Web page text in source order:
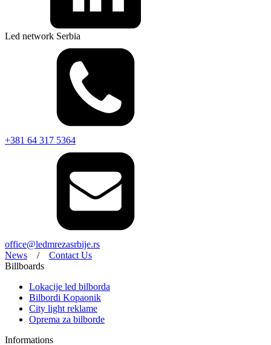
Led network Serbia
+381 64 317 5364
office@ledmrezasrbije.rs
News / Contact Us
Billboards
Lokacije led bilborda
Bilbordi Kopaonik
City light reklame
Oprema za bilborde
Informations